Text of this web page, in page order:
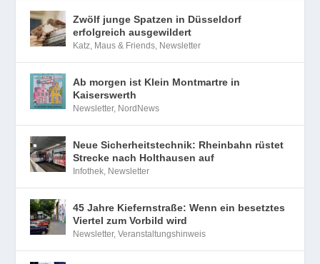
Zwölf junge Spatzen in Düsseldorf
erfolgreich ausgewildert
Katz, Maus & Friends, Newsletter
Ab morgen ist Klein Montmartre in
Kaiserswerth
Newsletter, NordNews
Neue Sicherheitstechnik: Rheinbahn rüstet
Strecke nach Holthausen auf
Infothek, Newsletter
45 Jahre Kiefernstraße: Wenn ein besetztes
Viertel zum Vorbild wird
Newsletter,Veranstaltungshinweis